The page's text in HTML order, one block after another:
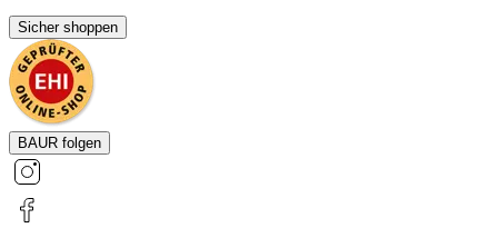
Sicher shoppen
BAUR folgen